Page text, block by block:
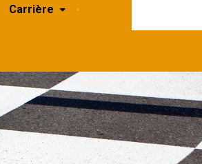
Carrière